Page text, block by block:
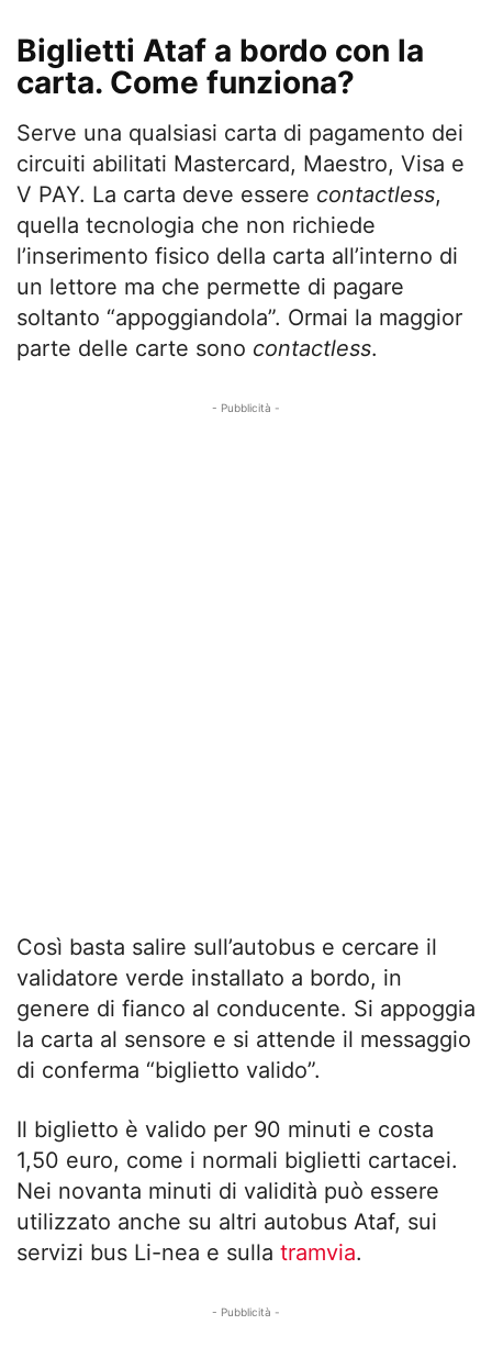
Biglietti Ataf a bordo con la
carta. Come funziona?
Serve una qualsiasi carta di pagamento dei
circuiti abilitati Mastercard, Maestro, Visa e
V PAY. La carta deve essere contactless,
quella tecnologia che non richiede
l’inserimento fisico della carta all’interno di
un lettore ma che permette di pagare
soltanto “appoggiandola”. Ormai la maggior
parte delle carte sono contactless.
- Pubblicità -
Così basta salire sull’autobus e cercare il
validatore verde installato a bordo, in
genere di fianco al conducente. Si appoggia
la carta al sensore e si attende il messaggio
di conferma “biglietto valido”.
Il biglietto è valido per 90 minuti e costa
1,50 euro, come i normali biglietti cartacei.
Nei novanta minuti di validità può essere
utilizzato anche su altri autobus Ataf, sui
servizi bus Li-nea e sulla tramvia.
- Pubblicità -